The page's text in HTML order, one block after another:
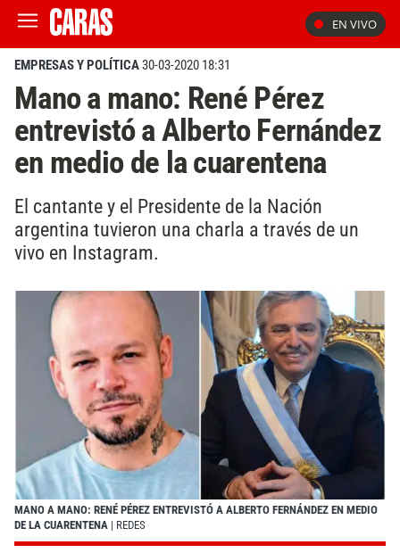
EN VIVO
EMPRESAS Y POLÍTICA30-03-2020 18:31
Mano a mano: René Pérez
entrevistó a Alberto Fernández
en medio de la cuarentena
El cantante y el Presidente de la Nación
argentina tuvieron una charla a través de un
vivo en Instagram.
MANO A MANO: RENÉ PÉREZ ENTREVISTÓ A ALBERTO FERNÁNDEZ EN MEDIO
DE LA CUARENTENA | REDES